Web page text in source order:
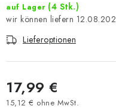
auf Lager (4 Stk.)
Lieferoptionen
17,99 €
15,12 € ohne MwSt.